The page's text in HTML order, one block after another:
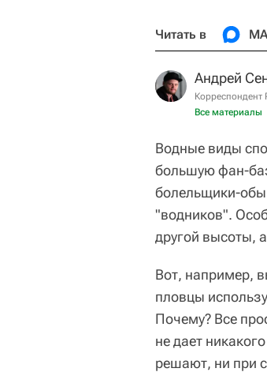
Читать в
Андрей
Все материалы
Водные виды
большую фан-
болельщики-
"водников".
другой высоты,
Вот, например,
пловцы
Почему? Все
не дает
решают, ни при